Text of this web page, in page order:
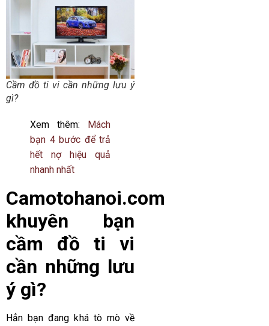
Cầm đồ ti vi cần những lưu ý
gì?
Xem thêm: Mách
bạn 4 bước để trả
hết nợ hiệu quả
nhanh nhất
Camotohanoi.com
khuyên bạn
cầm đồ ti vi
cần những lưu
ý gì?
Hẳn bạn đang khá tò mò về